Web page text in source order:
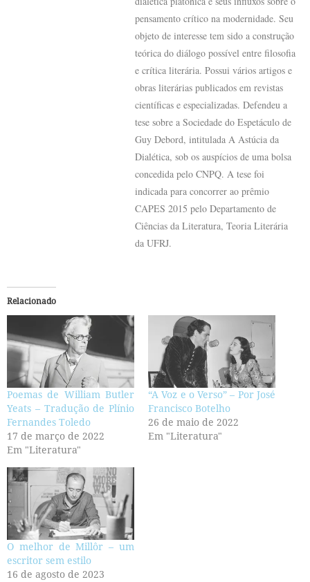
pensamento crítico na modernidade. Seu
objeto de interesse tem sido a construção
teórica do diálogo possível entre filosofia
e crítica literária. Possui vários artigos e
obras literárias publicados em revistas
científicas e especializadas. Defendeu a
tese sobre a Sociedade do Espetáculo de
Guy Debord, intitulada A Astúcia da
Dialética, sob os auspícios de uma bolsa
concedida pelo CNPQ. A tese foi
indicada para concorrer ao prêmio
CAPES 2015 pelo Departamento de
Ciências da Literatura, Teoria Literária
da UFRJ.
Relacionado
Poemas de William Butler
Yeats – Tradução de Plínio
Fernandes Toledo
17 de março de 2022
Em "Literatura"
“A Voz e o Verso” – Por José
Francisco Botelho
26 de maio de 2022
Em "Literatura"
O melhor de Millôr – um
escritor sem estilo
16 de agosto de 2023